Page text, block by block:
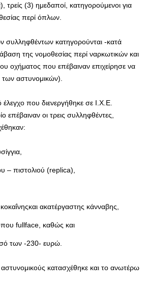
τρείς (3) ημεδαποί, κατηγορούμενοι για
περί όπλων.
συλληφθέντων κατηγορούνται -κατά
της νομοθεσίας περί ναρκωτικών και
οχήματος που επέβαιναν επιχείρησε να
αστυνομικών).
έλεγχο που διενεργήθηκε σε Ι.Χ.Ε.
επέβαιναν οι τρεις συλληφθέντες,
– πιστολιού (replica),
ακατέργαστης κάνναβης,
fullface, καθώς και
των -230- ευρώ.
κατασχέθηκε και το ανωτέρω